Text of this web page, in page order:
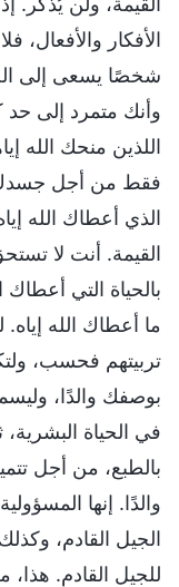
الأفكار
شخصًا يسعى إلى
وأنك متمرد إلى حد
اللذين منحك الله
فقط من أجل
الذي أعطاك الله
القيمة. أنت لا
بالحياة التي
ما أعطاك الله إياه.
تربيتهم فحسب،
بوصفك والدًا،
في الحياة
بالطبع، من أجل
والدًا. إنها
الجيل القادم،
للجيل القادم. هذا،